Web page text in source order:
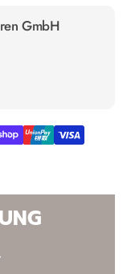
GmbH